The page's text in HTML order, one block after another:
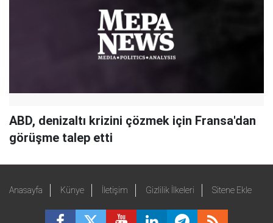
ABD, denizaltı krizini çözmek için Fransa'dan
görüşme talep etti
Anasayfa Künye İletişim Gizlilik İlkeleri Sitene Ekle